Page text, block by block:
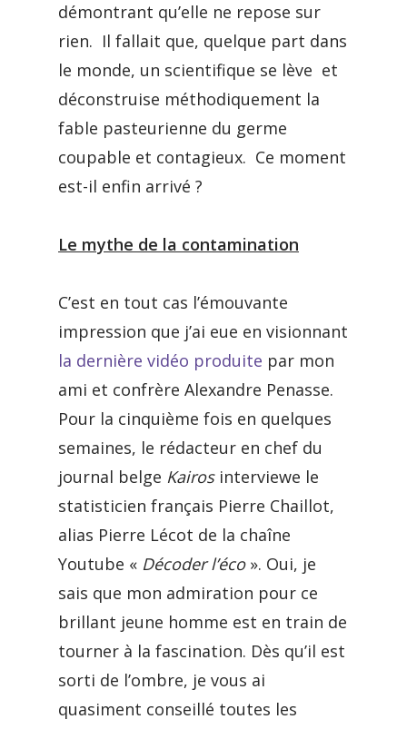
démontrant qu’elle ne repose sur
rien. Il fallait que, quelque part dans
le monde, un scientifique se lève et
déconstruise méthodiquement la
fable pasteurienne du germe
coupable et contagieux. Ce moment
est-il enfin arrivé ?
Le mythe de la contamination
C’est en tout cas l’émouvante
impression que j’ai eue en visionnant
la dernière vidéo produite par mon
ami et confrère Alexandre Penasse.
Pour la cinquième fois en quelques
semaines, le rédacteur en chef du
journal belge Kairosinterviewe le
statisticien français Pierre Chaillot,
alias Pierre Lécot de la chaîne
Youtube « Décoder l’éco». Oui, je
sais que mon admiration pour ce
brillant jeune homme est en train de
tourner à la fascination. Dès qu’il est
sorti de l’ombre, je vous ai
quasiment conseillé toutes les